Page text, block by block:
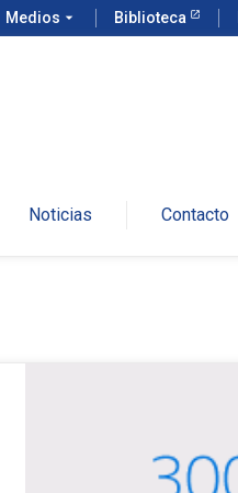
Medios arrow_drop_down Biblioteca
Noticias Contacto